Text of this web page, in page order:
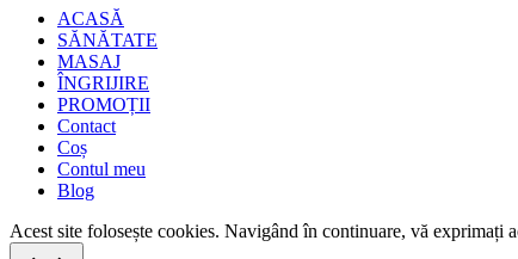
ACASĂ
SĂNĂTATE
MASAJ
ÎNGRIJIRE
PROMOȚII
Contact
Coș
Contul meu
Blog
Acest site folosește cookies. Navigând în continuare, vă exprimați